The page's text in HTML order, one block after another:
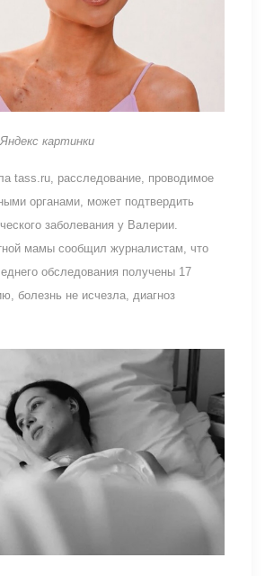
картинки
tass.ru, расследование, проводимое
органами, может подтвердить
заболевания у Валерии.
мамы сообщил журналистам, что
обследования получены 17
болезнь не исчезла, диагноз